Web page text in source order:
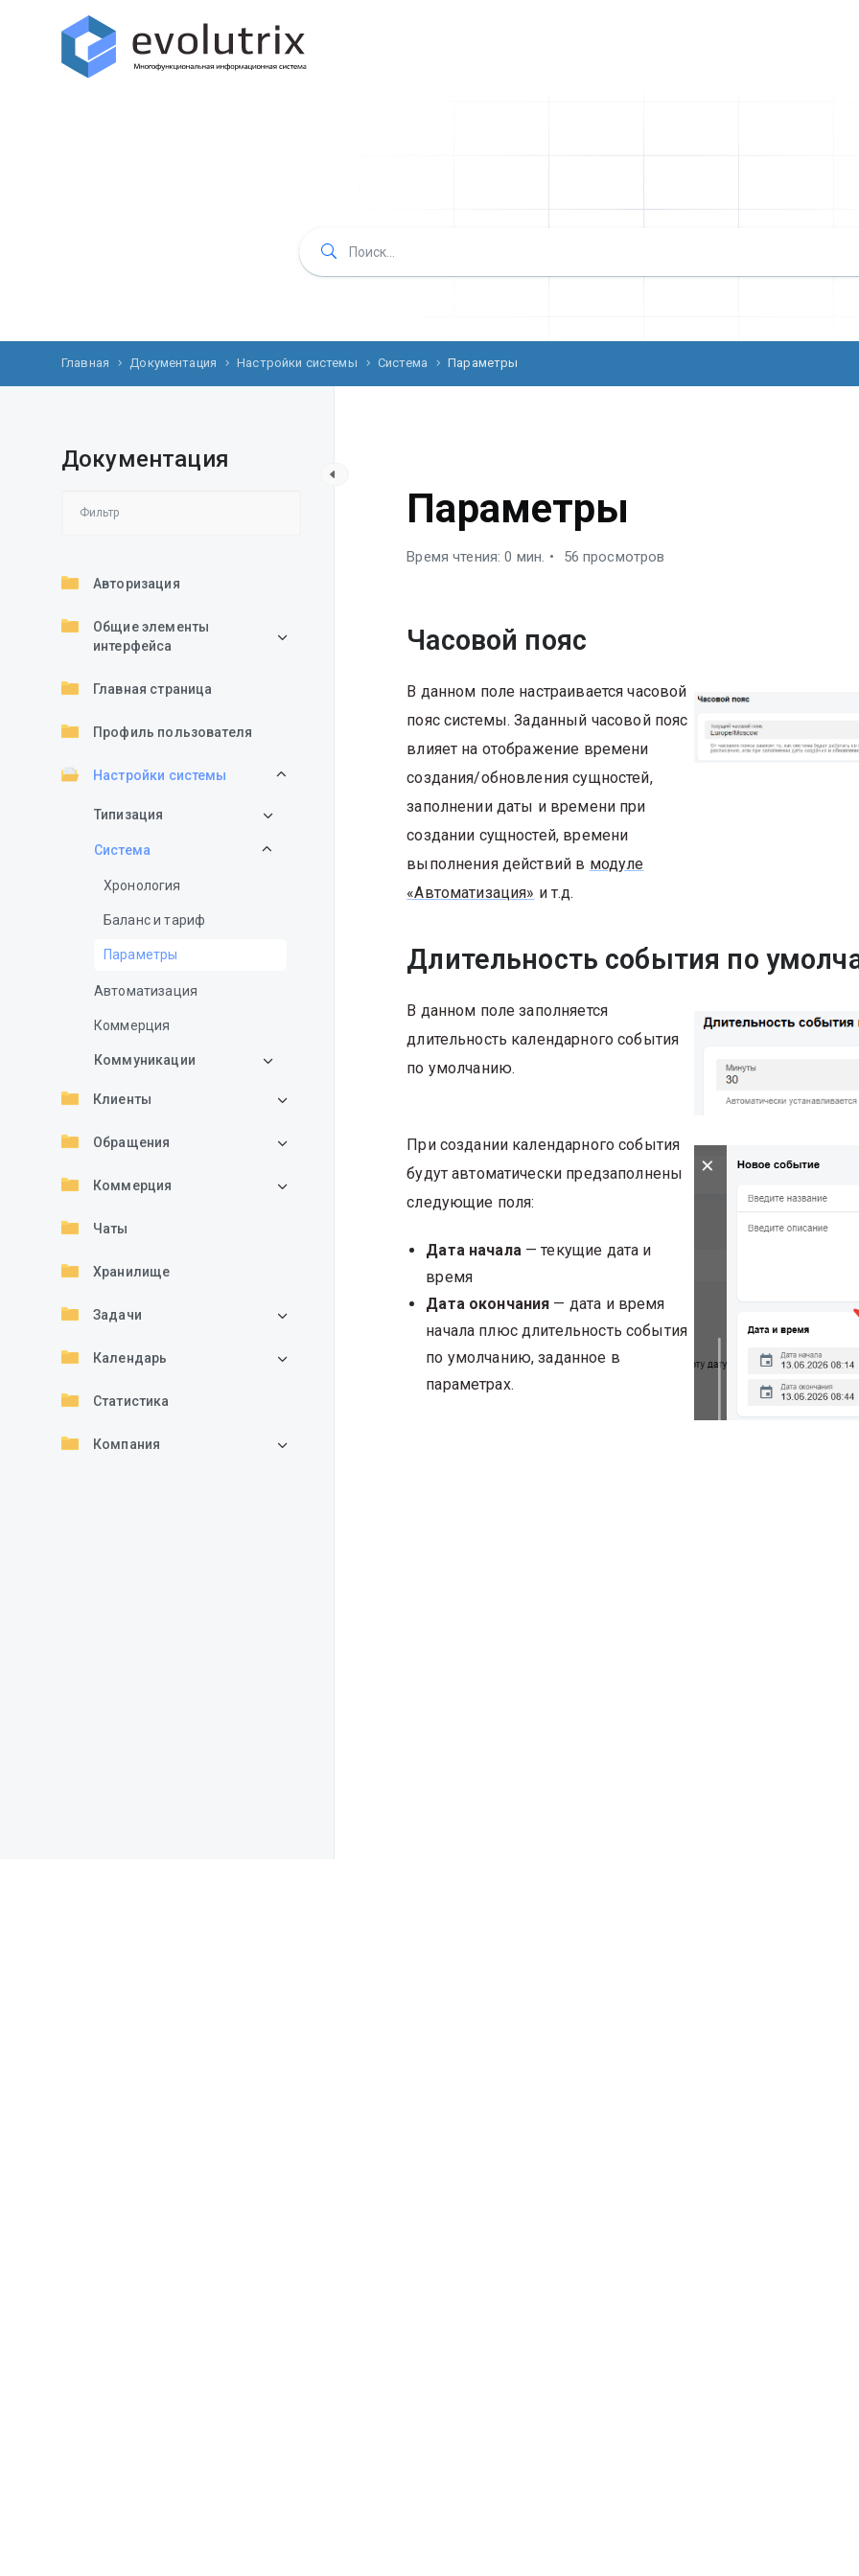
Главная Документация Настройки системы Система Параметры
Документация
Авторизация
Общие элементы
интерфейса
Главная страница
Профиль пользователя
Настройки системы
Типизация
Система
Хронология
Баланс и тариф
Параметры
Автоматизация
Коммерция
Коммуникации
Клиенты
Обращения
Коммерция
Чаты
Хранилище
Задачи
Календарь
Статистика
Компания
Параметры
Время чтения: 0 мин. 56 просмотров
Часовой пояс
В данном поле настраивается часовой
пояс системы. Заданный часовой пояс
влияет на отображение времени
создания/обновления сущностей,
заполнении даты и времени при
создании сущностей, времени
выполнения действий в модуле
«Автоматизация» и т.д.
Длительность события по
В данном поле заполняется
длительность календарного события
по умолчанию.
При создании календарного события
будут автоматически предзаполнены
следующие поля:
Дата начала — текущие дата и
время
Дата окончания — дата и время
начала плюс длительность события
по умолчанию, заданное в
параметрах.